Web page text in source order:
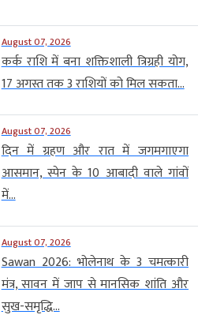
August 07, 2026
कर्क राशि में बना शक्तिशाली त्रिग्रही योग,
17 अगस्त तक 3 राशियों को मिल सकता...
August 07, 2026
दिन में ग्रहण और रात में जगमगाएगा
आसमान, स्पेन के 10 आबादी वाले गांवों
में...
August 07, 2026
Sawan 2026: भोलेनाथ के 3 चमत्कारी
मंत्र, सावन में जाप से मानसिक शांति और
सुख-समृद्धि...